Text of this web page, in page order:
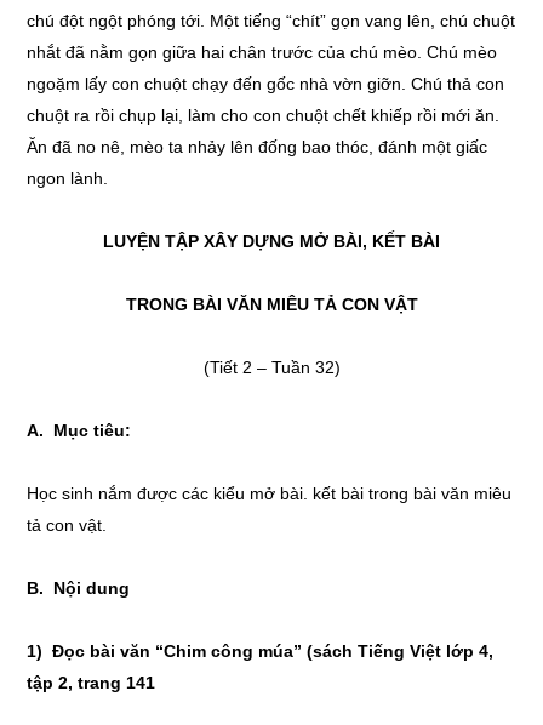
chú đột ngột phóng tới. Một tiếng “chít” gọn vang lên, chú chuột
nhắt đã nằm gọn giữa hai chân trước của chú mèo. Chú mèo
ngoặm lấy con chuột chạy đến gốc nhà vờn giỡn. Chú thả con
chuột ra rồi chụp lại, làm cho con chuột chết khiếp rồi mới ăn.
Ăn đã no nê, mèo ta nhảy lên đống bao thóc, đánh một giấc
ngon lành.
LUYỆN TẬP XÂY DỰNG MỞ BÀI, KẾT BÀI
TRONG BÀI VĂN MIÊU TẢ CON VẬT
(Tiết 2 – Tuần 32)
A. Mục tiêu:
Học sinh nắm được các kiểu mở bài. kết bài trong bài văn miêu
tả con vật.
B. Nội dung
1) Đọc bài văn “Chim công múa” (sách Tiếng Việt lớp 4,
tập 2, trang 141